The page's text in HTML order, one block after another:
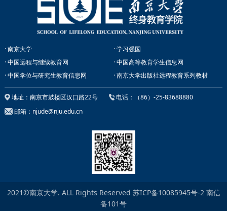
· 南京大学
· 学习强国
· 中国远程与继续教育网
· 中国高等教育学生信息网
· 中国学位与研究生教育信息网
· 南京大学出版社远程教育系列教材
地址：南京市鼓楼区汉口路22号
电话：（86）-25-83688880
邮箱：njude@nju.edu.cn
2021©南京大学. ALL Rights Reserved 苏ICP备10085945号-2南信
备101号